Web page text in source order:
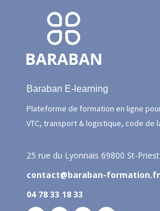
Baraban E-learning
Plateforme de formation en ligne
VTC, transport & logistique, code de
25 rue du Lyonnais 69800 St-Priest
contact@baraban-formation.fr
04 78 33 18 33